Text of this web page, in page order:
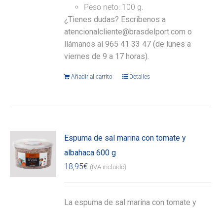
Peso neto: 100 g.
¿Tienes dudas? Escríbenos a
atencionalcliente@brasdelport.com o
llámanos al 965 41 33 47 (de lunes a
viernes de 9 a 17 horas).
Añadir al carrito Detalles
Espuma de sal marina con tomate y
albahaca 600 g
18,95€ (IVA incluido)
La espuma de sal marina con tomate y